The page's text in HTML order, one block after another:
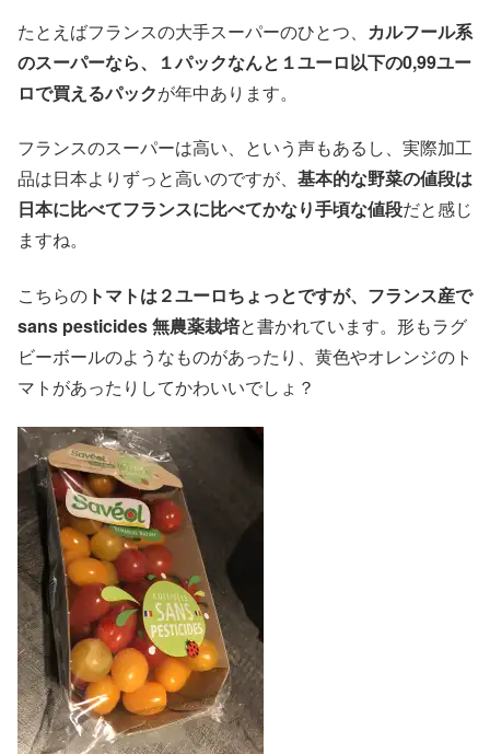
たとえばフランスの大手スーパーのひとつ、 カルフール系
のスーパーなら、１パックなんと１ユーロ以下の0,99ユー
ロで買えるパックが年中あります。
フランスのスーパーは高い、という声もあるし、実際加工
品は日本よりずっと高いのですが、 基本的な野菜の値段は
日本に比べてフランスに比べてかなり手頃な値段だと感じ
ますね。
こちらの トマトは２ユーロちょっとですが、フランス産で
sans pesticides 無農薬栽培と書かれています。形もラグ
ビーボールのようなものがあったり、黄色やオレンジのト
マトがあったりしてかわいいでしょ？